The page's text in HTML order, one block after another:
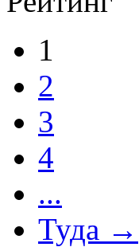
1
2
3
4
...
Туда →